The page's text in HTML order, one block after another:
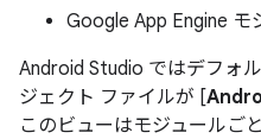
Google App Engine モ
Android Studio ではデフォ
ジェクト ファイルが [
このビューはモジュールご